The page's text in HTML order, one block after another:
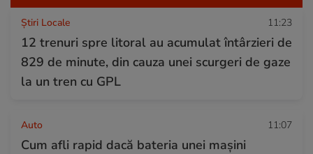
Știri Locale 11:23
12 trenuri spre litoral au acumulat întârzieri de
829 de minute, din cauza unei scurgeri de gaze
la un tren cu GPL
Auto 11:07
Cum afli rapid dacă bateria unei mașini